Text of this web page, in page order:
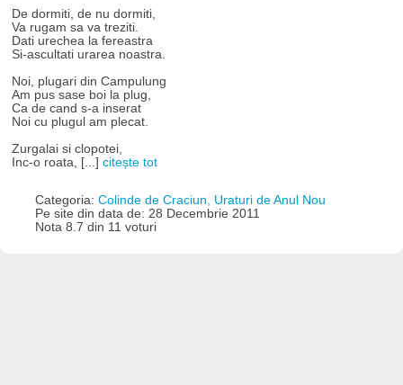
De dormiti, de nu dormiti,
Va rugam sa va treziti.
Dati urechea la fereastra
Si-ascultati urarea noastra.
Noi, plugari din Campulung
Am pus sase boi la plug,
Ca de cand s-a inserat
Noi cu plugul am plecat.
Zurgalai si clopotei,
Inc-o roata, [...]citește tot
Categoria: Colinde de Craciun, Uraturi de Anul Nou
Pe site din data de: 28 Decembrie 2011
Nota 8.7 din 11 voturi